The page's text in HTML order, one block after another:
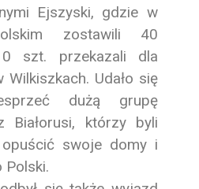
Ejszyski, gdzie w
zostawili 40
szt. przekazali dla
Wilkiszkach. Udało się
dużą grupę
Białorusi, którzy byli
opuścić swoje domy i
Polski.